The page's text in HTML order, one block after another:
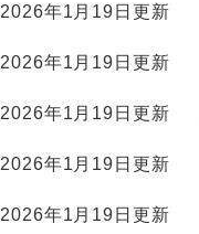
2026年1月19日更新
2026年1月19日更新
2026年1月19日更新
2026年1月19日更新
2026年1月19日更新